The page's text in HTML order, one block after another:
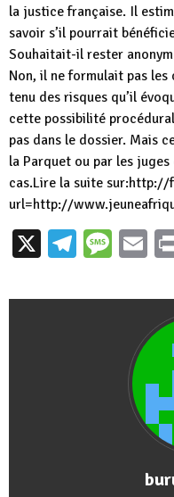
la justice française. Il
savoir s’il pourrait
Souhaitait-il rester
Non, il ne formulait pas les
tenu des risques qu’il
cette possibilité
pas dans le dossier. Mais
la Parquet ou par les
cas.Lire la suite
url=http://
X